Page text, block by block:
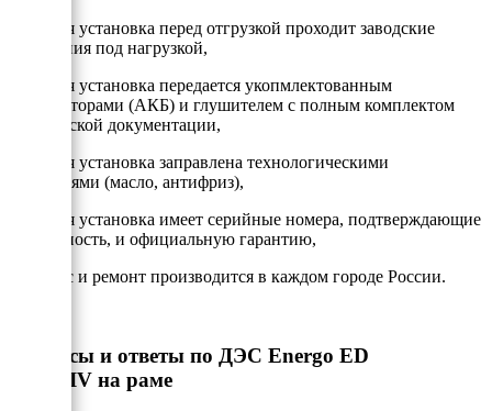
- Каждая установка перед отгрузкой проходит заводские
испытания под нагрузкой,
- Каждая установка передается укопмлектованным
аккумулторами (АКБ) и глушителем с полным комплектом
технической документации,
- Каждая установка заправлена технологическими
жидкостями (масло, антифриз),
- Каждая установка имеет серийные номера, подтверждающие
подлинность, и официальную гарантию,
- Сервис и ремонт производится в каждом городе России.
Вопросы и ответы по ДЭС Energo ED
80/230IV на раме